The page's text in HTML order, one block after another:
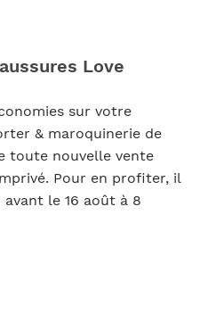
Love
sur votre
& maroquinerie de
toute nouvelle vente
Pour en profiter, il
le 16 août à 8